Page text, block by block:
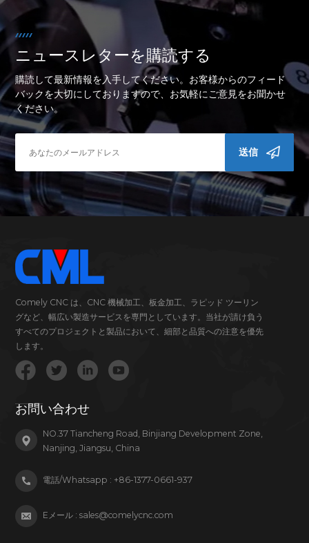
ニュースレターを購読する
購読して最新情報を入手してください。お客様からのフィード
バックを大切にしておりますので、お気軽にご意見をお聞かせ
ください。
送信
Comely CNC は、CNC 機械加工、板金加工、ラピッド ツーリン
グなど、幅広い製造サービスを専門としています。当社が請け負う
すべてのプロジェクトと製品において、細部と品質への注意を優先
します。
お問い合わせ
NO.37 Tiancheng Road, Binjiang Development Zone,
Nanjing, Jiangsu, China
電話/Whatsapp : +86-1377-0661-937
Eメール :sales@comelycnc.com